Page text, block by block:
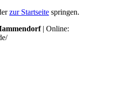
zur Startseite springen.
| Online: